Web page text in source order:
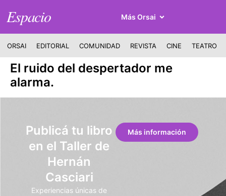
Espacio Más Orsai
ORSAI EDITORIAL COMUNIDAD REVISTA CINE TEATRO
El ruido del despertador me
alarma.
Publicá tu libro
en el Taller de
Hernán
Casciari
Experiencias únicas de
Más información